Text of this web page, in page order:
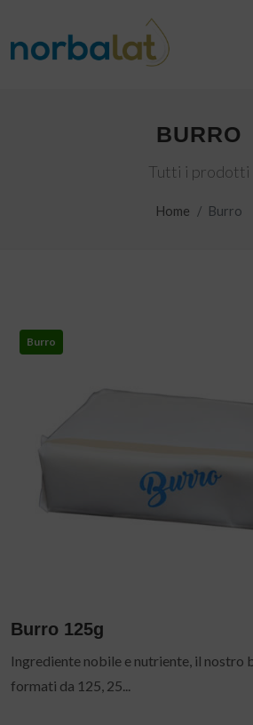
BURRO
Tutti i prodotti
Home Burro
Burro
Burro 125g
Ingrediente nobile e nutriente, il nostro
formati da 125, 25...